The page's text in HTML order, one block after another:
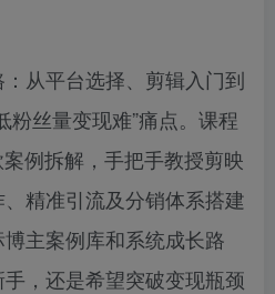
从平台选择、剪辑入门到
粉丝量变现难”痛点。课程
例拆解，手把手教授剪映
精准引流及分销体系搭建
主案例库和系统成长路
，还是希望突破变现瓶颈